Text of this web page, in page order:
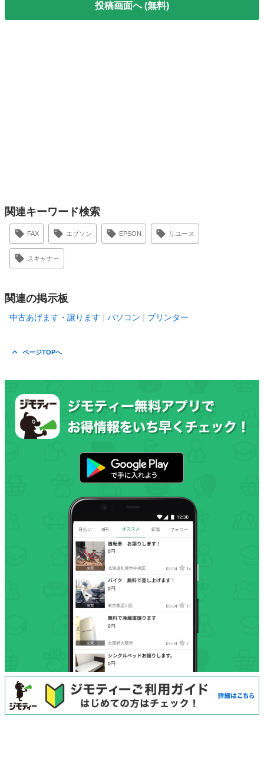
投稿画面へ (無料)
関連キーワード検索
FAX エプソン EPSON リユース
スキャナー
関連の掲示板
中古あげます・譲ります パソコン プリンター
ページTOPへ